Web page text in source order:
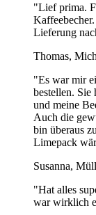
"Lief prima.
Lieferung
Thomas,
"Es war mir
bestellen. Sie
und meine
Auch die
bin überaus
Limepack
Susanna,
"Hat alles
war wirklich